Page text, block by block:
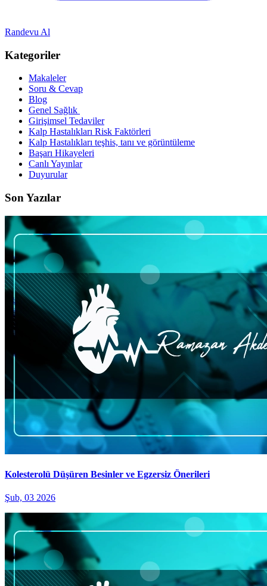
Randevu Al
Kategoriler
Makaleler
Soru & Cevap
Blog
Genel Sağlık
Girişimsel Tedaviler
Kalp Hastalıkları Risk Faktörleri
Kalp Hastalıkları teşhis, tanı ve görüntüleme
Başarı Hikayeleri
Canlı Yayınlar
Duyurular
Son Yazılar
Kolesterolü Düşüren Besinler ve Egzersiz Önerileri
Şub, 03 2026